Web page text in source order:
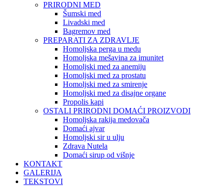
PRIRODNI MED
Šumski med
Livadski med
Bagremov med
PREPARATI ZA ZDRAVLJE
Homoljska perga u medu
Homoljska mešavina za imunitet
Homoljski med za anemiju
Homoljski med za prostatu
Homoljski med za smirenje
Homoljski med za disajne organe
Propolis kapi
OSTALI PRIRODNI DOMAĆI PROIZVODI
Homoljska rakija medovača
Domaći ajvar
Homoljski sir u ulju
Zdrava Nutela
Domaći sirup od višnje
KONTAKT
GALERIJA
TEKSTOVI